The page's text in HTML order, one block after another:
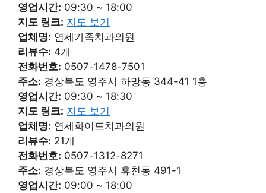
영업시간: 09:30 ~ 18:00
지도 링크: 지도 보기
업체명: 연세가족치과의원
리뷰수: 4개
전화번호: 0507-1478-7501
주소: 경상북도 영주시 하망동 344-41 1층
영업시간: 09:30 ~ 18:30
지도 링크: 지도 보기
업체명: 연세화이트치과의원
리뷰수: 21개
전화번호: 0507-1312-8271
주소: 경상북도 영주시 휴천동 491-1
영업시간: 09:00 ~ 18:00